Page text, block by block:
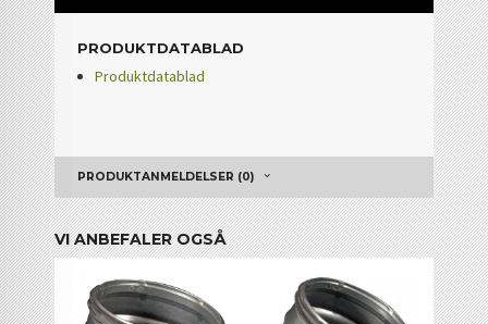
PRODUKTDATABLAD
Produktdatablad
PRODUKTANMELDELSER (0)
VI ANBEFALER OGSÅ